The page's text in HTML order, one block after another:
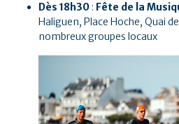
Dès 18h30 : Fête de la
Haliguen, Place Hoche, Quai
nombreux groupes locaux